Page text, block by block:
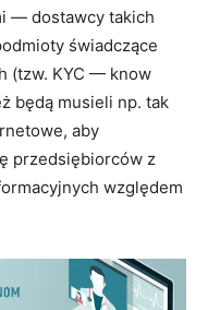
— dostawcy takich
świadczące
(tzw. KYC — know
będą musieli np. tak
aby
przedsiębiorców z
względem